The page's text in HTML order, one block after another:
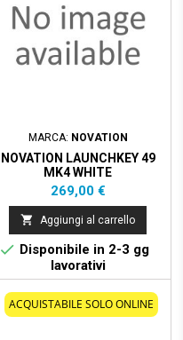
MARCA: NOVATION
NOVATION LAUNCHKEY 49
MK4 WHITE
Prezzo
269,00 €
 Aggiungi al carrello
 Disponibile in 2-3 gg
lavorativi
ACQUISTABILE SOLO ONLINE